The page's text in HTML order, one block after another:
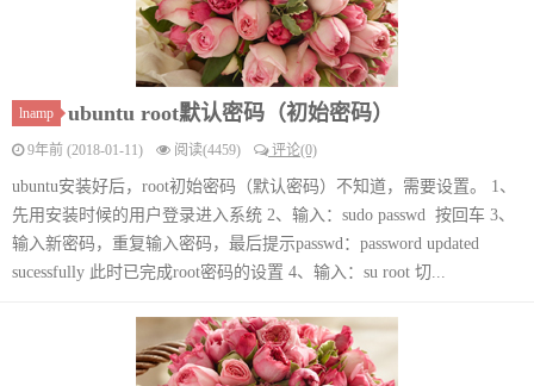
lnamp ubuntu root默认密码（初始密码）
9年前 (2018-01-11) 阅读(4459) 评论(0)
ubuntu安装好后，root初始密码（默认密码）不知道，需要设置。 1、
先用安装时候的用户登录进入系统 2、输入：sudo passwd 按回车 3、
输入新密码，重复输入密码，最后提示passwd：password updated
sucessfully 此时已完成root密码的设置 4、输入：su root 切...